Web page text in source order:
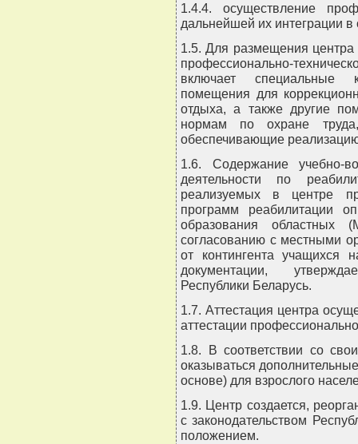
1.4.4. осуществление
дальнейшей их интеграции
1.5. Для размещения центра
профессионально-
включает специальные
помещения для
отдыха, а также другие
нормам по охране
обеспечивающие
1.6. Содержание учебно-
деятельности по
реализуемых в центре
программ реабилитации
образования областных
согласованию с местными
от контингента учащихся
документации,
Республики Беларусь.
1.7. Аттестация центра
аттестации
1.8. В соответствии со
оказываться
основе) для взрослого
1.9. Центр создается,
с законодательством
положением.